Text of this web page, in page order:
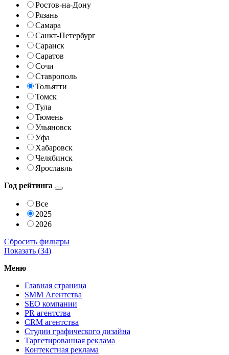
Ростов-на-Дону
Рязань
Самара
Санкт-Петербург
Саранск
Саратов
Сочи
Ставрополь
Тольятти
Томск
Тула
Тюмень
Ульяновск
Уфа
Хабаровск
Челябинск
Ярославль
Год рейтинга
Все
2025
2026
Сбросить фильтры
Показать (34)
Меню
Главная страница
SMM Агентства
SEO компании
PR агентства
CRM агентства
Студии графического дизайна
Таргетированная реклама
Контекстная реклама